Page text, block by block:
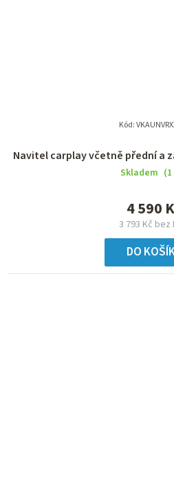
Navitel carplay včetně přední a
Skladem (1
3 793 Kč bez
4 590
DO
Kód: